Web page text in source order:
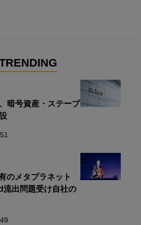
暗号資産・ステーブ
のメタプラネット
出問題受け自社の